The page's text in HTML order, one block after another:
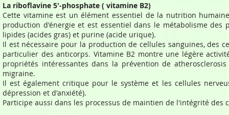
La riboflavine 5'-phosphate ( vitamine B2)
Cette vitamine est un élément essentiel de la nutrition
production d'énergie et est essentiel dans le métabolisme des
lipides (acides gras) et purine (acide urique).
Il est nécessaire pour la production de cellules sanguines, des
particulier des anticorps. Vitamine B2 montre une légère
propriétés intéressantes dans la prévention de
migraine.
Il est également critique pour le système et les cellules
dépression et d'anxiété).
Participe aussi dans les processus de maintien de l'intégrité des